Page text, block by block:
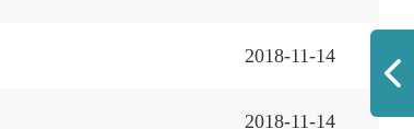
2018-11-14
2018-11-14